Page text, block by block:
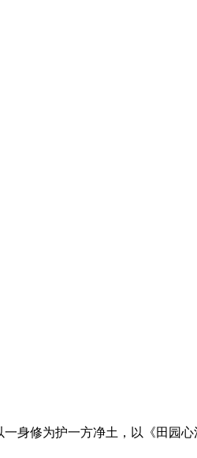
身修为护一方净土，以《田园